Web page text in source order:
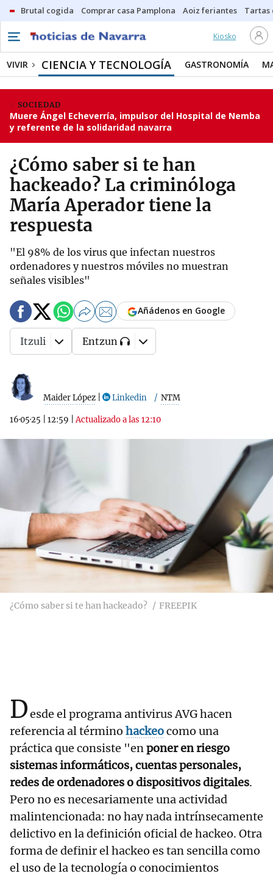
Brutal cogida Comprar casa Pamplona Aoiz feriantes Tartas
Kiosko
VIVIR CIENCIA Y TECNOLOGÍA GASTRONOMÍA
SOCIEDAD
Muere Ángel Echeverría, impulsor del Hospital de Nemba
y referente de la solidaridad navarra
¿Cómo saber si te han
hackeado? La criminóloga
María Aperador tiene la
respuesta
"El 98% de los virus que infectan nuestros
ordenadores y nuestros móviles no muestran
señales visibles"
Maider López Linkedin NTM
16·05·25 12:59 |Actualizado a las 12:10
Añádenos en Google
Itzuli Entzun
¿Cómo saber si te han hackeado? FREEPIK
Desde el programa antivirus AVG hacen
referencia al término hackeocomo una
práctica que consiste "enponer en riesgo
sistemas informáticos, cuentas personales,
redes de ordenadores o dispositivos digitales.
Pero no es necesariamente una actividad
malintencionada: no hay nada intrínsecamente
delictivo en la definición oficial de hackeo. Otra
forma de definir el hackeo es tan sencilla como
el uso de la tecnología o conocimientos